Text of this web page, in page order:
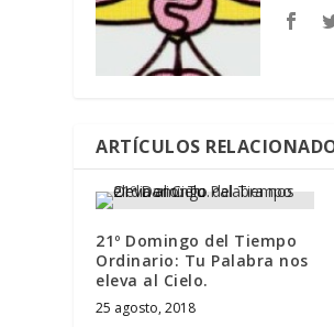
ARTÍCULOS
21º Domingo del Tiempo
Ordinario: Tu Palabra nos
eleva al Cielo.
25 agosto, 2018